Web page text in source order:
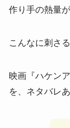
作り手の熱量
こんなに刺さ
映画『ハケン
を、ネタバレ